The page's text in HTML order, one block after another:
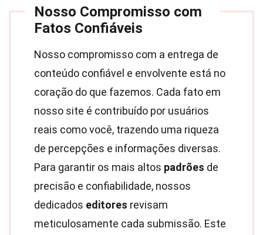
Nosso Compromisso com
Fatos Confiáveis
Nosso compromisso com a entrega de
conteúdo confiável e envolvente está no
coração do que fazemos. Cada fato em
nosso site é contribuído por usuários
reais como você, trazendo uma riqueza
de percepções e informações diversas.
Para garantir os mais altos padrões de
precisão e confiabilidade, nossos
dedicados editores revisam
meticulosamente cada submissão. Este